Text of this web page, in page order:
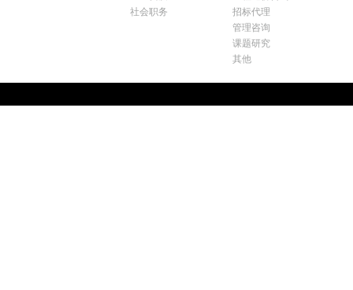
社会职务
招标代理
管理咨询
课题研究
其他